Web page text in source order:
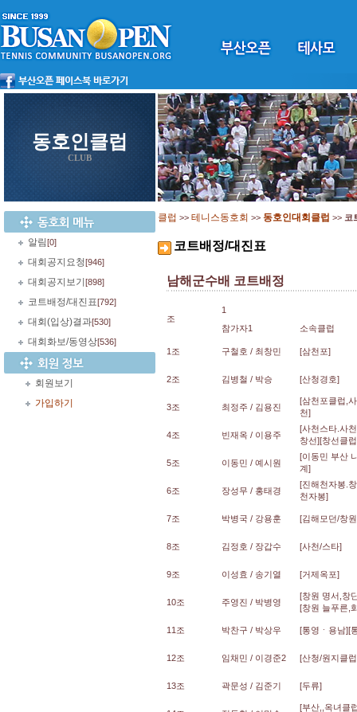
동호인클럽
CLUB
알림[0]
대회공지요청[946]
대회공지보기 [898]
코트배정/대진표[792]
대회(입상)결과[530]
대회화보/동영상[536]
회원보기
가입하기
클럽 >> 테니스동호회 >> 동호인대회클럽 >> 코
코트배정/대진표
남해군수배 코트배정
조
1
참가자1
소속클럽
1조 구철호 / 최창민 [삼천포]
2조 김병철 / 박승 [산청경호]
3조 최정주 / 김용진
[삼천포클럽,
천]
4조 빈재옥 / 이용주
[사천스타.사
창선][창선클
5조 이동민 / 예시원
[이동민 부산
계]
6조 장성무 / 홍태경
[진해천자봉.
천자봉]
7조 박병국 / 강용훈 [김해모던/창
8조 김정호 / 장갑수 [사천/스타]
9조 이성효 / 송기열 [거제옥포]
10조 주영진 / 박병영
[창원 명서,창
[창원 늘푸른,
11조 박찬구 / 박상우 [통영ㆍ용남][
12조 임채민 / 이경준2 [산청/원지클
13조 곽문성 / 김준기 [두류]
[부산,,옥녀클